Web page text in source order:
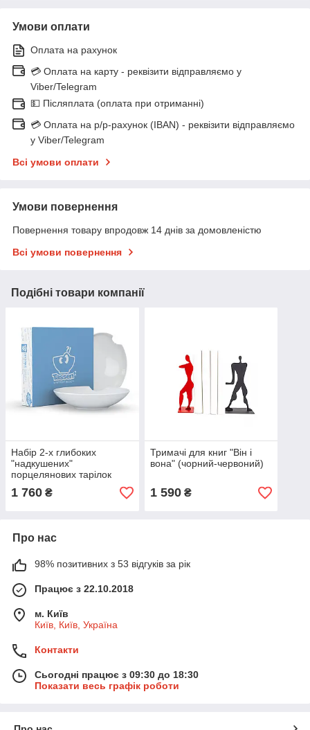
Умови оплати
Оплата на рахунок
💳 Оплата на карту - реквізити відправляємо у
Viber/Telegram
💵 Післяплата (оплата при отриманні)
💳 Оплата на р/р-рахунок (IBAN) - реквізити відправляємо
у Viber/Telegram
Всі умови оплати
Умови повернення
Повернення товару впродовж 14 днів за домовленістю
Всі умови повернення
Подібні товари компанії
Набір 2-х глибоких
"надкушених"
порцелянових тарілок
Tassen 18 см
1 760 ₴
Тримачі для книг "Він і
вона" (чорний-червоний)
1 590₴
Про нас
98% позитивних з 53 відгуків за рік
Працює з 22.10.2018
м. Київ
Київ, Київ, Україна
Контакти
Сьогодні працює з 09:30 до 18:30
Показати весь графік роботи